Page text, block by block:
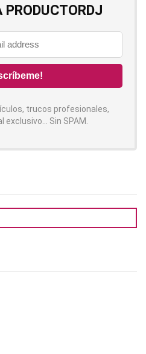
trucos profesionales,
Sin SPAM.